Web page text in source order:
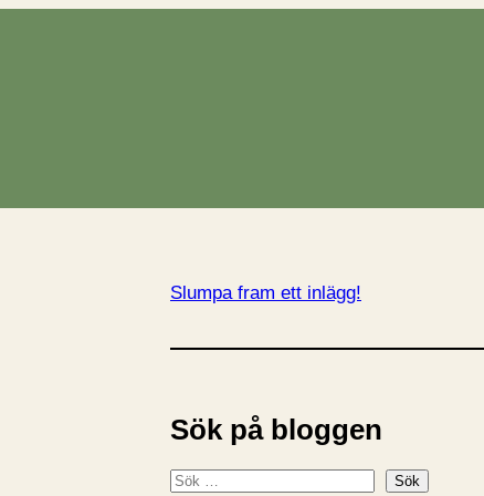
Slumpa fram ett inlägg!
Sök på bloggen
S
Sök